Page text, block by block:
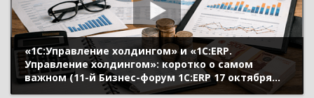
«1C:Управление холдингом» и «1С:ERP.
Управление холдингом»: коротко о самом
важном (11-й Бизнес-форум 1С:ERP 17 октября
2024 г., Митрохин Станислав, «1С»)